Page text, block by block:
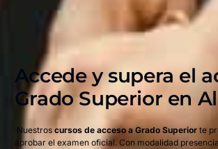
Accede y supera el
Grado Superior en
Nuestroscursos de acceso a Grado Superiorte
aprobar el examen oficial. Con modalidad